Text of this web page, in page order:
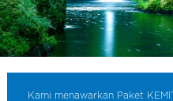
Kami menawarkan Paket